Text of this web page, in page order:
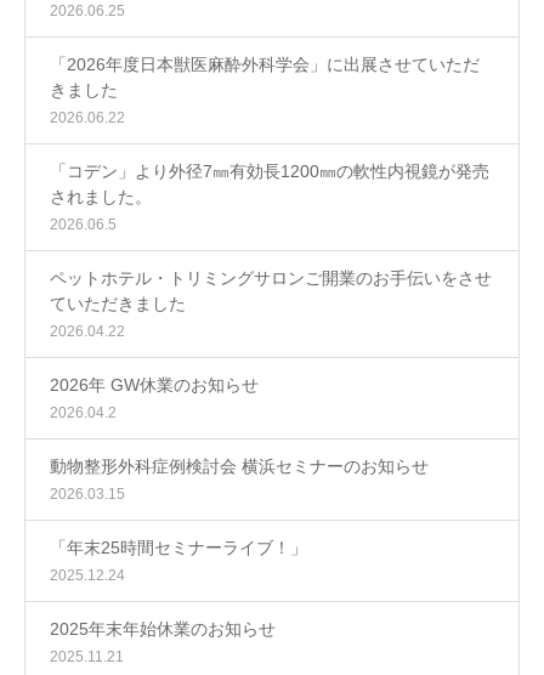
2026.06.25
「2026年度日本獣医麻酔外科学会」に出展させていただ
きました
2026.06.22
「コデン」より外径7㎜有効長1200㎜の軟性内視鏡が発売
されました。
2026.06.5
ペットホテル・トリミングサロンご開業のお手伝いをさせ
ていただきました
2026.04.22
2026年 GW休業のお知らせ
2026.04.2
動物整形外科症例検討会 横浜セミナーのお知らせ
2026.03.15
「年末25時間セミナーライブ！」
2025.12.24
2025年末年始休業のお知らせ
2025.11.21